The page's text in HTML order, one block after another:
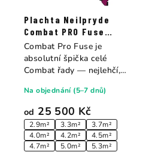
Plachta Neilpryde
Combat PRO Fuse
Purple/Hot Pink
od 25 500 Kč
2.9m² 3.3m²
3.7m²
4.0m²
4.2m²
4.5m²
4.7m²
5.0m² 5.3m²
Na objednání (5–7 dnů)
Combat Pro Fuse je
absolutní špička celé
Combat řady — nejlehčí,